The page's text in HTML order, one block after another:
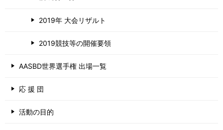
2019年 大会リザルト
2019競技等の開催要領
AASBD世界選手権 出場一覧
応 援 団
活動の目的